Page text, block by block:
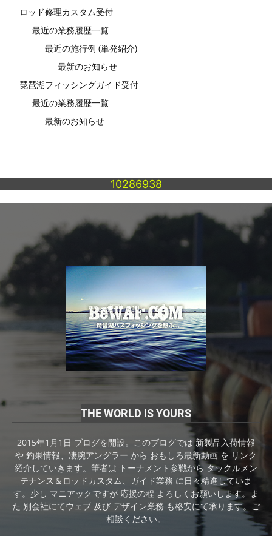
ロッド修理カスタム受付
最近の業務履歴一覧
最近の施行例 (単発紹介)
最新のお知らせ
琵琶湖フィッシングガイド受付
最近の業務履歴一覧
最新のお知らせ
10286938
THE WORLD IS YOURS
2015年1月1日 ブログを開設。このブログでは 新製品入荷情報
や 釣果情報、凄腕アングラー から おもしろ最新動画 を リンク
紹介していきます。筆者は トーナメント参戦から タックルメン
テナンス＆ロッドカスタム、ガイド業務 に日々精進していま
す。少し マニアックですが 応援の程 よろしくお願いします。ま
た 別会社にてウェブ 及び デザイン業務 も格安にて承ります。ご
相談ください。